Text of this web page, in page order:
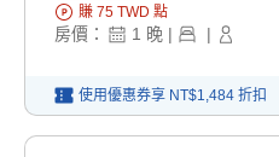
賺 75 TWD 點
房價： 1 晚 | |
使用優惠券享 NT$1,484 折扣